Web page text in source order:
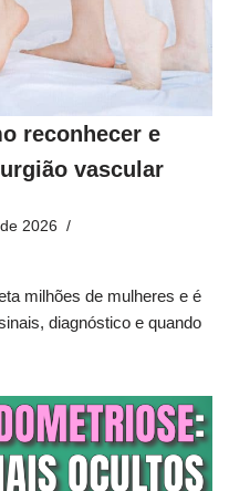
reconhecer e
vascular
2026
milhões de mulheres e é
diagnóstico e quando